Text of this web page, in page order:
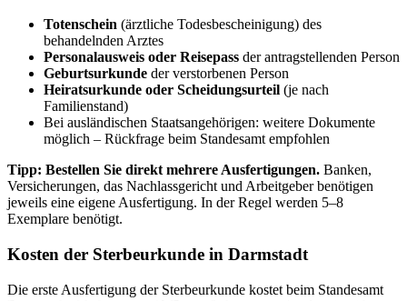
Totenschein (ärztliche Todesbescheinigung) des
behandelnden Arztes
Personalausweis oder Reisepass der antragstellenden Person
Geburtsurkunde der verstorbenen Person
Heiratsurkunde oder Scheidungsurteil (je nach
Familienstand)
Bei ausländischen Staatsangehörigen: weitere Dokumente
möglich – Rückfrage beim Standesamt empfohlen
Tipp: Bestellen Sie direkt mehrere Ausfertigungen. Banken,
Versicherungen, das Nachlassgericht und Arbeitgeber benötigen
jeweils eine eigene Ausfertigung. In der Regel werden 5–8
Exemplare benötigt.
Kosten der Sterbeurkunde in Darmstadt
Die erste Ausfertigung der Sterbeurkunde kostet beim Standesamt